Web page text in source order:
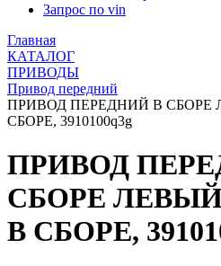
Запрос по vin
Главная
КАТАЛОГ
ПРИВОДЫ
Привод передний
ПРИВОД ПЕРЕДНИЙ В СБОРЕ
СБОРЕ, 3910100q3g
ПРИВОД
СБОРЕ
В СБОРЕ,